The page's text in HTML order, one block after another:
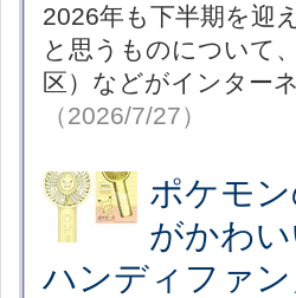
2026年も下半期を迎
と思うものについて
区）などがインター
（2026/7/27）
ポケモ
がかわ
ハンディファ